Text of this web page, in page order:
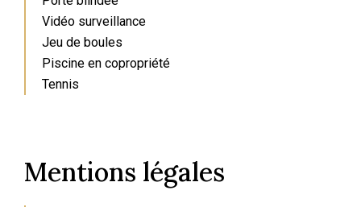
Vidéo surveillance
Jeu de boules
Piscine en copropriété
Tennis
Mentions légales